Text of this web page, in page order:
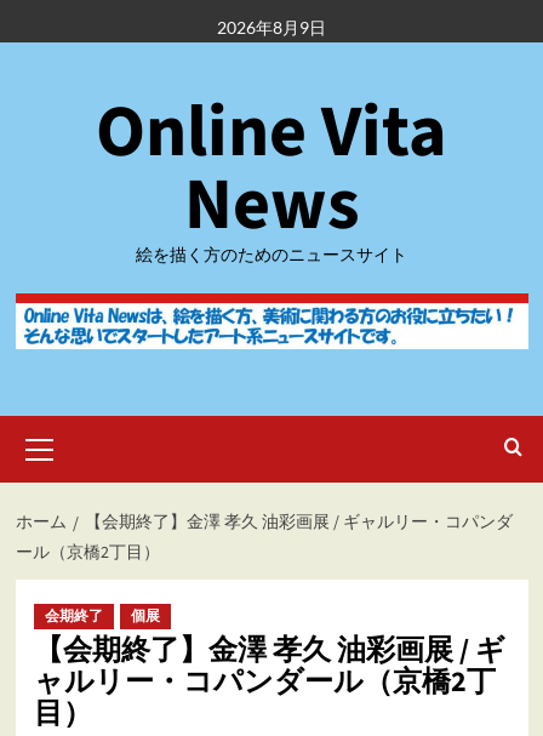
容
2026年8月9日
Online Vita
News
絵を描く方のためのニュースサイト
イ
ン
ニ
ュ
ー
ホーム
【会期終了】金澤 孝久 油彩画展 / ギャルリー・コパンダ
ール（京橋2丁目）
会期終了 個展
【会期終了】金澤 孝久 油彩画展 / ギ
ャルリー・コパンダール（京橋2丁
目）